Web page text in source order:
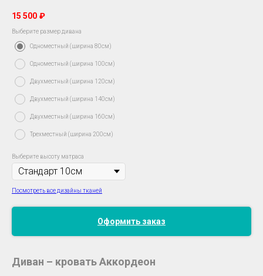
15 500 ₽
Выберите размер дивана
Одноместный (ширина 80см)
Одноместный (ширина 100см)
Двухместный (ширина 120см)
Двухместный (ширина 140см)
Двухместный (ширина 160см)
Трехместный (ширина 200см)
Выберите высоту матраса
Посмотреть все дизайны тканей
Оформить заказ
Диван – кровать Аккордеон